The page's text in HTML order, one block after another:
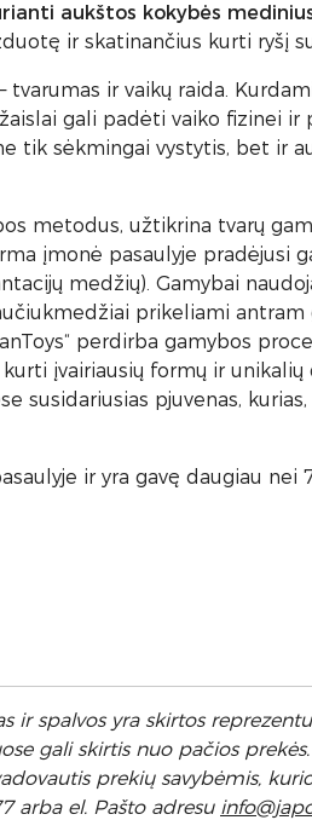
aukštos kokybės
ir skatinančius kurti ryšį
ir vaikų raida.
gali padėti vaiko fizinei ir
tik sėkmingai vystytis, bet
metodus, užtikrina tvarų
įmonė pasaulyje pradėjusi
medžių). Gamybai
prikeliami
perdirba gamybos
įvairiausių formų ir unikalių
susidariusias pjuvenas,
ir yra gavę daugiau nei
ir spalvos yra skirtos
gali skirtis nuo pačios
prekių savybėmis,
arba el. Pašto adresu info